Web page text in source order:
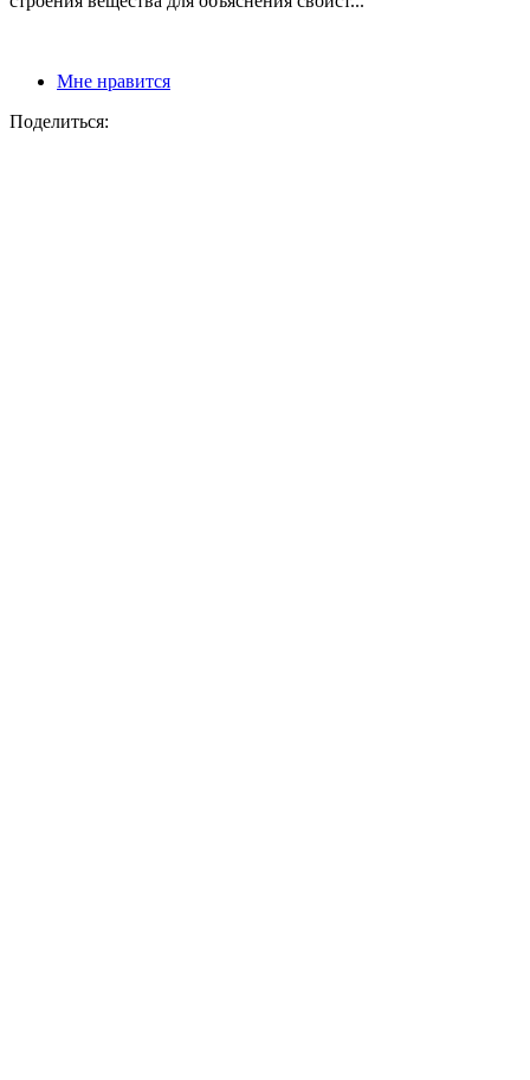
Мне нравится
Поделиться: